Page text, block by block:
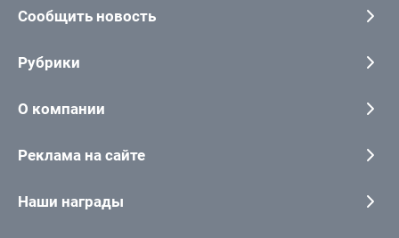
Сообщить новость
Рубрики
О компании
Реклама на сайте
Наши награды